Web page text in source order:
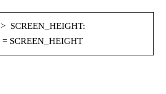
> SCREEN_HEIGHT:
= SCREEN_HEIGHT